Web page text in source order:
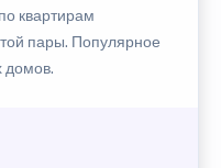
квартирам
пары. Популярное
домов.